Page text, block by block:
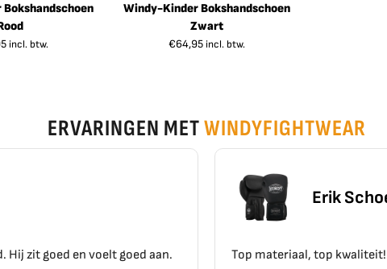
incl. btw.
Windy-Kinder Bokshandschoen
Zwart
€64,95 incl. btw.
ERVARINGEN METWINDYFIGHTWEAR
Top materiaal, top kwaliteit!!